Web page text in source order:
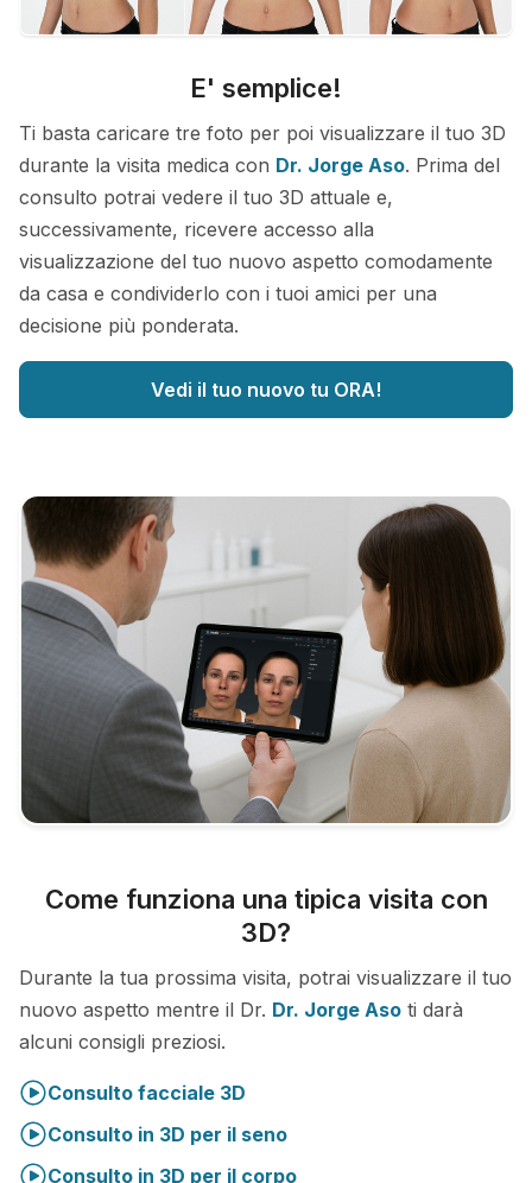
E' semplice!
Ti basta caricare tre foto per poi visualizzare il tuo 3D
durante la visita medica con Dr. Jorge Aso. Prima del
consulto potrai vedere il tuo 3D attuale e,
successivamente, ricevere accesso alla
visualizzazione del tuo nuovo aspetto comodamente
da casa e condividerlo con i tuoi amici per una
decisione più ponderata.
Vedi il tuo nuovo tu ORA!
Come funziona una tipica visita con
3D?
Durante la tua prossima visita, potrai visualizzare il tuo
nuovo aspetto mentre il Dr. Dr. Jorge Aso ti darà
alcuni consigli preziosi.
Consulto facciale 3D
Consulto in 3D per il seno
Consulto in 3D per il corpo